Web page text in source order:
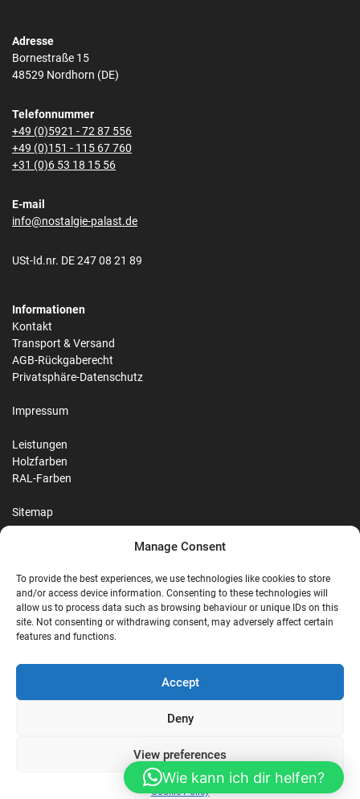
Manage Consent
To provide the best experiences, we use technologies like cookies to store
and/or access device information. Consenting to these technologies will
allow us to process data such as browsing behaviour or unique IDs on this
site. Not consenting or withdrawing consent, may adversely affect certain
features and functions.
Accept
Deny
View preferences
Cookie Policy
Adresse
Bornestraße 15
48529 Nordhorn (DE)
Telefonnummer
+49 (0)5921 - 72 87 556
+49 (0)151 - 115 67 760
+31 (0)6 53 18 15 56
E-mail
info@nostalgie-palast.de
USt-Id.nr. DE 247 08 21 89
Informationen
Kontakt
Transport & Versand
AGB-Rückgaberecht
Privatsphäre-Datenschutz
Impressum
Leistungen
Holzfarben
RAL-Farben
Sitemap
G Google Reviews
reviews
Wie kann ich dir helfen?